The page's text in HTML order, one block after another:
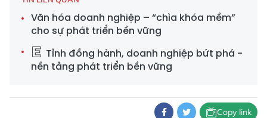
Văn hóa doanh nghiệp – “chìa khóa mềm”
cho sự phát triển bền vững
Tỉnh đồng hành, doanh nghiệp bứt phá -
nền tảng phát triển bền vững
Copy link